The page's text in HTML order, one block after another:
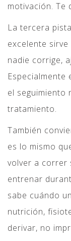
motivación. Te
La tercera
excelente
nadie corrige,
Especialmente
el seguimiento
tratamiento.
También
es lo mismo
volver a correr
entrenar
sabe cuándo
nutrición,
derivar, no